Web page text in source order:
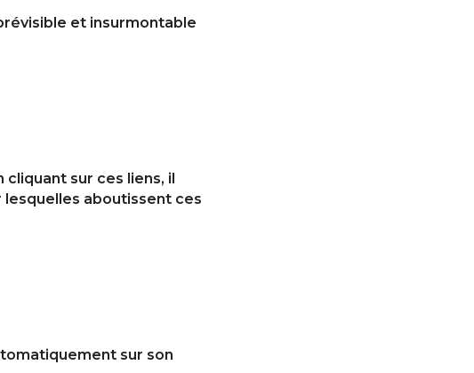
et insurmontable
sur ces liens, il
lesquelles aboutissent ces
sur son